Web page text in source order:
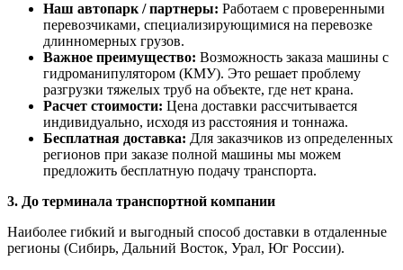
Наш автопарк / партнеры: Работаем с проверенными
перевозчиками, специализирующимися на перевозке
длинномерных грузов.
Важное преимущество: Возможность заказа машины с
гидроманипулятором (КМУ). Это решает проблему
разгрузки тяжелых труб на объекте, где нет крана.
Расчет стоимости: Цена доставки рассчитывается
индивидуально, исходя из расстояния и тоннажа.
Бесплатная доставка: Для заказчиков из определенных
регионов при заказе полной машины мы можем
предложить бесплатную подачу транспорта.
3. До терминала транспортной компании
Наиболее гибкий и выгодный способ доставки в отдаленные
регионы (Сибирь, Дальний Восток, Урал, Юг России).